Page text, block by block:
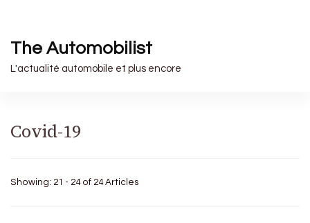
The Automobilist
L'actualité automobile et plus encore
Covid-19
Showing: 21 - 24 of 24 Articles